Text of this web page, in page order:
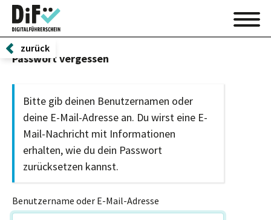
zurück
Passwort vergessen
Bitte gib deinen Benutzernamen oder
deine E-Mail-Adresse an. Du wirst eine E-
Mail-Nachricht mit Informationen
erhalten, wie du dein Passwort
zurücksetzen kannst.
Benutzername oder E-Mail-Adresse